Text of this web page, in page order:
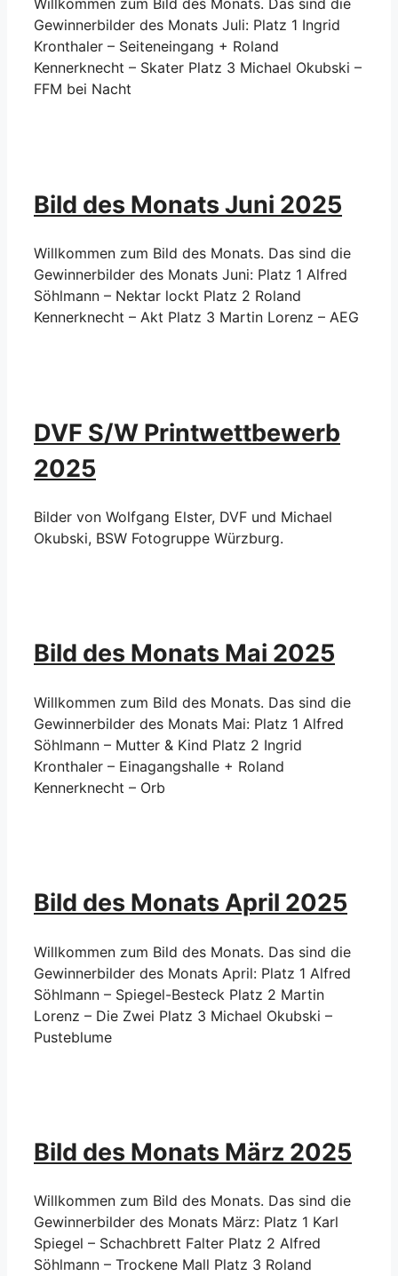
Willkommen zum Bild des Monats. Das sind die
Gewinnerbilder des Monats Juli: Platz 1 Ingrid
Kronthaler – Seiteneingang + Roland
Kennerknecht – Skater Platz 3 Michael Okubski –
FFM bei Nacht
Bild des Monats Juni 2025
Willkommen zum Bild des Monats. Das sind die
Gewinnerbilder des Monats Juni: Platz 1 Alfred
Söhlmann – Nektar lockt Platz 2 Roland
Kennerknecht – Akt Platz 3 Martin Lorenz – AEG
DVF S/W Printwettbewerb
2025
Bilder von Wolfgang Elster, DVF und Michael
Okubski, BSW Fotogruppe Würzburg.
Bild des Monats Mai 2025
Willkommen zum Bild des Monats. Das sind die
Gewinnerbilder des Monats Mai: Platz 1 Alfred
Söhlmann – Mutter & Kind Platz 2 Ingrid
Kronthaler – Einagangshalle + Roland
Kennerknecht – Orb
Bild des Monats April 2025
Willkommen zum Bild des Monats. Das sind die
Gewinnerbilder des Monats April: Platz 1 Alfred
Söhlmann – Spiegel-Besteck Platz 2 Martin
Lorenz – Die Zwei Platz 3 Michael Okubski –
Pusteblume
Bild des Monats März 2025
Willkommen zum Bild des Monats. Das sind die
Gewinnerbilder des Monats März: Platz 1 Karl
Spiegel – Schachbrett Falter Platz 2 Alfred
Söhlmann – Trockene Mall Platz 3 Roland